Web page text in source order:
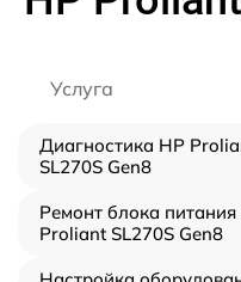
Услуга
Диагностика HP
SL270S Gen8
Ремонт блока питания
Proliant SL270S Gen8